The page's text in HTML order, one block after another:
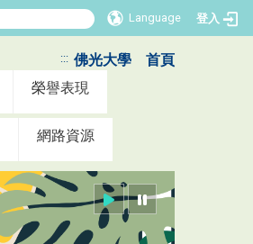
Language 登入
::: 佛光大學 首頁
榮譽表現
網路資源